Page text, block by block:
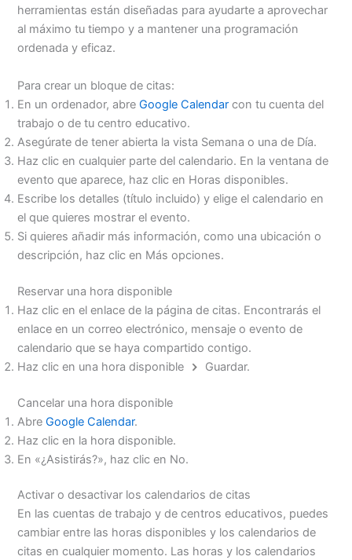
herramientas están diseñadas para ayudarte a aprovechar
al máximo tu tiempo y a mantener una programación
ordenada y eficaz.
Para crear un bloque de citas:
En un ordenador, abreGoogle Calendar con tu cuenta del
trabajo o de tu centro educativo.
Asegúrate de tener abierta la vista Semana o una de Día.
Haz clic en cualquier parte del calendario. En la ventana de
evento que aparece, haz clic en Horas disponibles.
Escribe los detalles (título incluido) y elige el calendario en
el que quieres mostrar el evento.
Si quieres añadir más información, como una ubicación o
descripción, haz clic en Más opciones.
Reservar una hora disponible
Haz clic en el enlace de la página de citas. Encontrarás el
enlace en un correo electrónico, mensaje o evento de
calendario que se haya compartido contigo.
Haz clic en una hora disponible
Guardar.
Cancelar una hora disponible
AbreGoogle Calendar.
Haz clic en la hora disponible.
En «¿Asistirás?», haz clic en No.
Activar o desactivar los calendarios de citas
En las cuentas de trabajo y de centros educativos, puedes
cambiar entre las horas disponibles y los calendarios de
citas en cualquier momento. Las horas y los calendarios